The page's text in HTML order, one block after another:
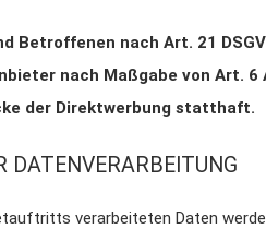
Betroffenen nach Art. 21
nach Maßgabe von Art.
der Direktwerbung statthaft.
DATENVERARBEITUNG
verarbeiteten Daten